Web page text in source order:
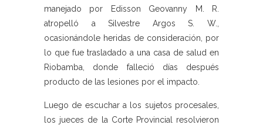
manejado por Edisson Geovanny M. R.
atropelló a Silvestre Argos S. W.,
ocasionándole heridas de consideración, por
lo que fue trasladado a una casa de salud en
Riobamba, donde falleció días después
producto de las lesiones por el impacto.
Luego de escuchar a los sujetos procesales,
los jueces de la Corte Provincial resolvieron